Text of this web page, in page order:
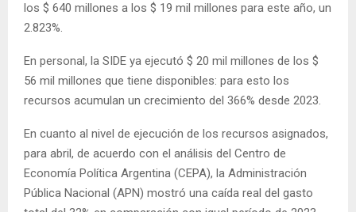
los $ 640 millones a los $ 19 mil millones para este año, un
2.823%.
En personal, la SIDE ya ejecutó $ 20 mil millones de los $
56 mil millones que tiene disponibles: para esto los
recursos acumulan un crecimiento del 366% desde 2023.
En cuanto al nivel de ejecución de los recursos asignados,
para abril, de acuerdo con el análisis del Centro de
Economía Política Argentina (CEPA), la Administración
Pública Nacional (APN) mostró una caída real del gasto